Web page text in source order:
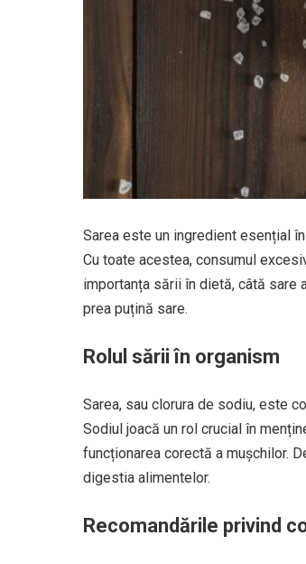
Sarea este un ingredient esențial
Cu toate acestea, consumul
importanța sării în dietă, câtă sare
prea puțină sare.
Rolul sării în organism
Sarea, sau clorura de sodiu, este
Sodiul joacă un rol crucial în
funcționarea corectă a mușchilor.
digestia alimentelor.
Recomandările privind